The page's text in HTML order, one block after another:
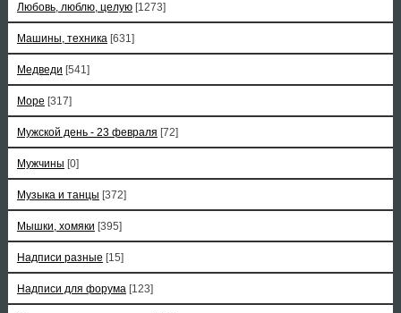
Любовь, люблю, целую [1273]
Машины, техника [631]
Медведи [541]
Море [317]
Мужской день - 23 февраля [72]
Мужчины [0]
Музыка и танцы [372]
Мышки, хомяки [395]
Надписи разные [15]
Надписи для форума [123]